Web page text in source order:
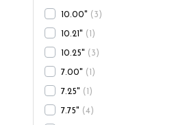
10.00" 3
10.21"
10.25" 3
7.00"
7.25"
7.75" 4